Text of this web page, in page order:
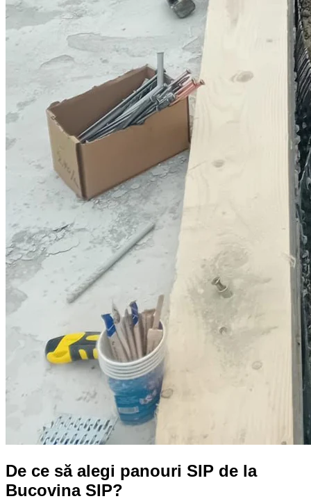
De ce să alegi panouri SIP de la
Bucovina SIP?